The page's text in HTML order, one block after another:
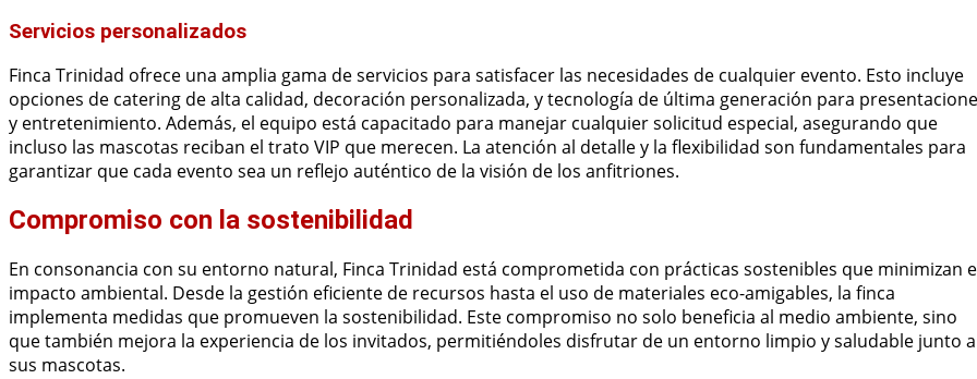
Servicios personalizados
Finca Trinidad ofrece una amplia gama de servicios para satisfacer las necesidades de cualquier evento. Esto incluye
opciones de catering de alta calidad, decoración personalizada, y tecnología de última generación para
y entretenimiento. Además, el equipo está capacitado para manejar cualquier solicitud especial, asegurando que
incluso las mascotas reciban el trato VIP que merecen. La atención al detalle y la flexibilidad son fundamentales para
garantizar que cada evento sea un reflejo auténtico de la visión de los anfitriones.
Compromiso con la sostenibilidad
En consonancia con su entorno natural, Finca Trinidad está comprometida con prácticas sostenibles que minimizan
impacto ambiental. Desde la gestión eficiente de recursos hasta el uso de materiales eco-amigables, la finca
implementa medidas que promueven la sostenibilidad. Este compromiso no solo beneficia al medio ambiente, sino
que también mejora la experiencia de los invitados, permitiéndoles disfrutar de un entorno limpio y saludable junto a
sus mascotas.